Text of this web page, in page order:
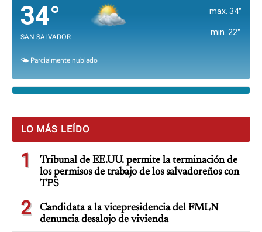
34°
SAN SALVADOR
max. 34°
min. 22°
🌤️ Parcialmente nublado
LO MÁS LEÍDO
1
Tribunal de EE.UU. permite la terminación de
los permisos de trabajo de los salvadoreños con
TPS
2
Candidata a la vicepresidencia del FMLN
denuncia desalojo de vivienda